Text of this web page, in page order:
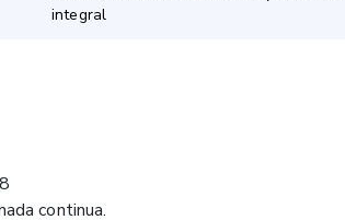
integral
continua.